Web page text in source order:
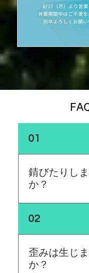
【夏季休
01
錆びたりし
か？
焚き火台やグリ
熱にさらされる
のメッキ塗装が
くなり錆びが発
なります。使用
02
歪みは生じ
か？